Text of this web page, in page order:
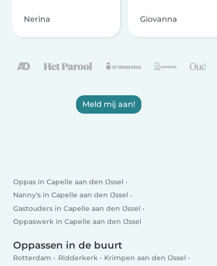
Nerina Giovanna
Meld mij aan!
Oppas in Capelle aan den IJssel
Nanny's in Capelle aan den IJssel
Gastouders in Capelle aan den IJssel
Oppaswerk in Capelle aan den IJssel
Oppassen in de buurt
Rotterdam Ridderkerk
Krimpen aan den IJssel